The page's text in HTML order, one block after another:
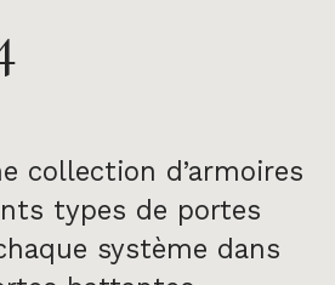
collection d’armoires
types de portes
système dans